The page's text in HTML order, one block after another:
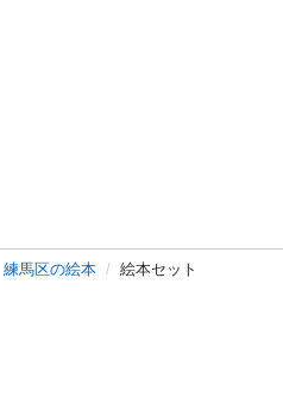
練馬区の絵本 絵本セット